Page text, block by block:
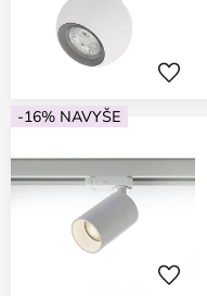
-16% NAVYŠE